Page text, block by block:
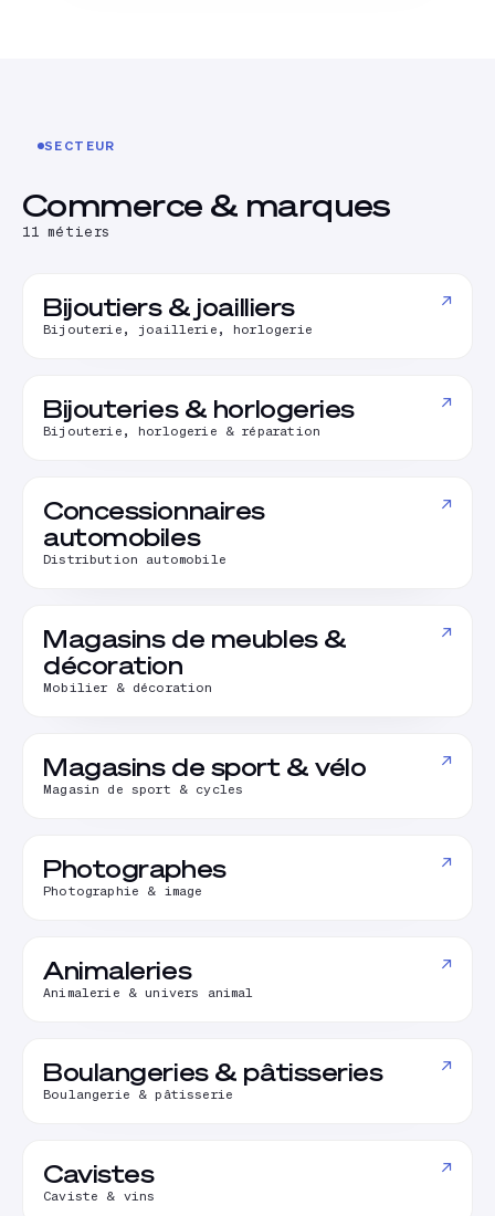
SECTEUR
Commerce & marques
11 métiers
Bijoutiers & joailliers
Bijouterie, joaillerie, horlogerie
↗
Bijouteries & horlogeries
Bijouterie, horlogerie & réparation
↗
Concessionnaires
automobiles
Distribution automobile
↗
Magasins de meubles &
décoration
Mobilier & décoration
↗
Magasins de sport & vélo
Magasin de sport & cycles
↗
Photographes
Photographie & image
↗
Animaleries
Animalerie & univers animal
↗
Boulangeries & pâtisseries
Boulangerie & pâtisserie
↗
Cavistes
Caviste & vins
↗